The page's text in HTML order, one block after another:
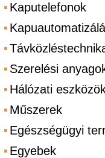
Kaputelefonok
Szerelési
Hálózati
Műszerek
Egészségügyi
Egyebek